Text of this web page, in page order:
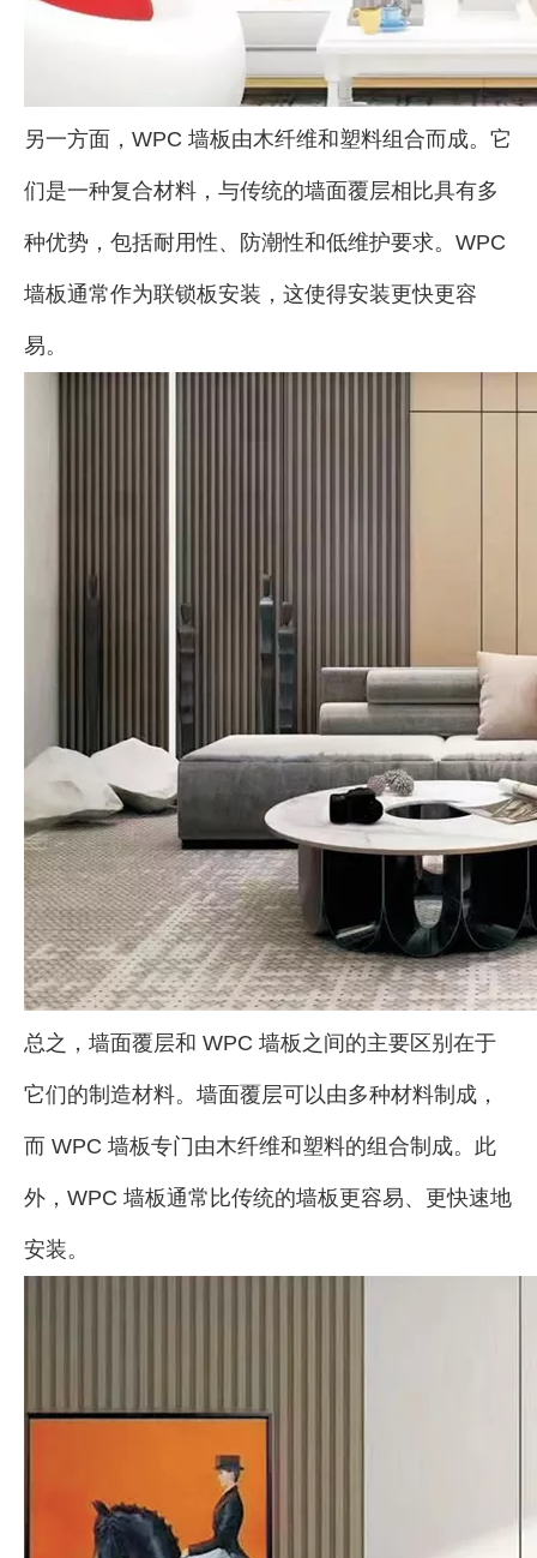
另一方面，WPC 墙板由木纤维和塑料组合而成。它
们是一种复合材料，与传统的墙面覆层相比具有多
种优势，包括耐用性、防潮性和低维护要求。WPC
墙板通常作为联锁板安装，这使得安装更快更容
易。
总之，墙面覆层和 WPC 墙板之间的主要区别在于
它们的制造材料。墙面覆层可以由多种材料制成，
而 WPC 墙板专门由木纤维和塑料的组合制成。此
外，WPC 墙板通常比传统的墙板更容易、更快速地
安装。